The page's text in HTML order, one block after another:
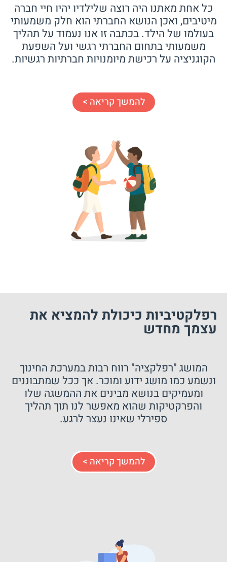
כל אחת מאתנו היה רוצה שלילדיו יהיו חיי חברה
מיטיבים, ואכן הנושא החברתי הוא חלק משמעותי
בעולמו של הילד. בכתבה זו אנו נעמוד על תהליך
משמעותי בתחום החברתי רגשי ועל השפעת
הקוגניציה על רכישת מיומנויות חברתיות רגשיות.
להמשך קריאה >
רפלקטיביות כיכולת להמציא את
עצמך מחדש
המושג "רפלקציה" רווח רבות במערכת החינוך
ונשמע כמו מושג ידוע ומוכר. אך ככל שמתבוננים
ומעמיקים בנושא מבינים את ההמשגה שלו
והפרקטיקות שהוא מאפשר לנו תוך תהליך
ספירלי שאינו נעצר לרגע.
להמשך קריאה >